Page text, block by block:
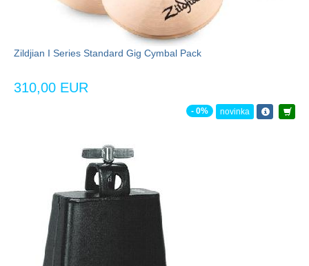
Zildjian I Series Standard Gig Cymbal Pack
310,00 EUR
- 0% novinka